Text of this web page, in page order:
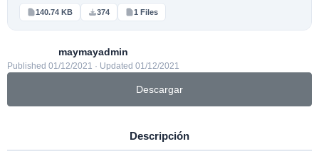
140.74 KB 374 1 Files
maymayadmin
Published 01/12/2021 · Updated 01/12/2021
Descargar
Descripción